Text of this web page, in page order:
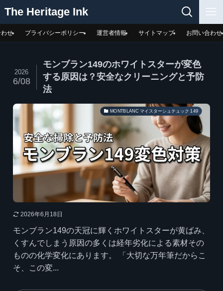
The Heritage Ink
せ プライバシーポリシー 運営者情報 サイトマップ お問い合わせ
モンブラン149のホワイトスターが変色
する原因は？安全なクリーニングと予防
法
2026
6/08
MONTBLANC マイスターシュテュック 149
2026年6月18日
モンブラン149の天冠に輝くホワイトスターが黄ばみ、
くすんでしまう原因の多くは経年劣化による素材その
ものの化学変化にあります。 「大切な万年筆だからこ
そ、この変...